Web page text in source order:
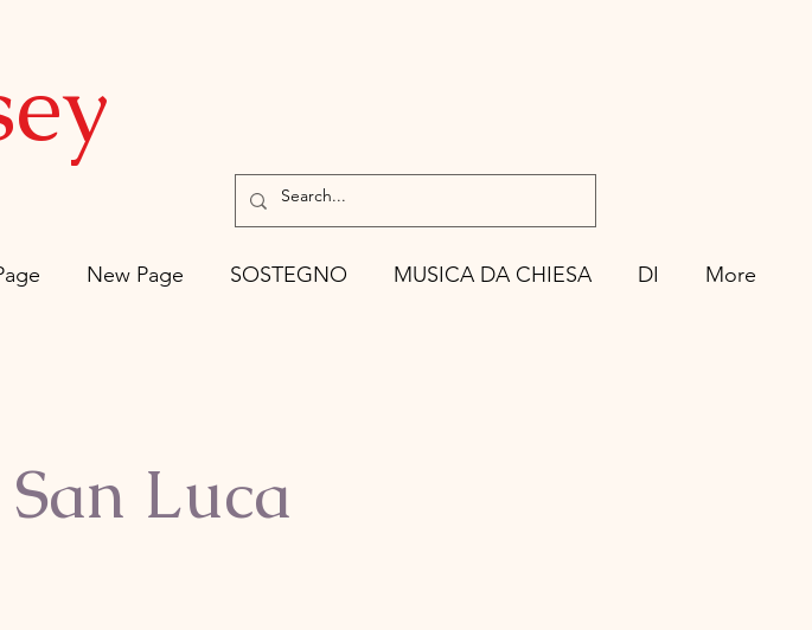
New Page SOSTEGNO MUSICA DA CHIESA DI More
Luca